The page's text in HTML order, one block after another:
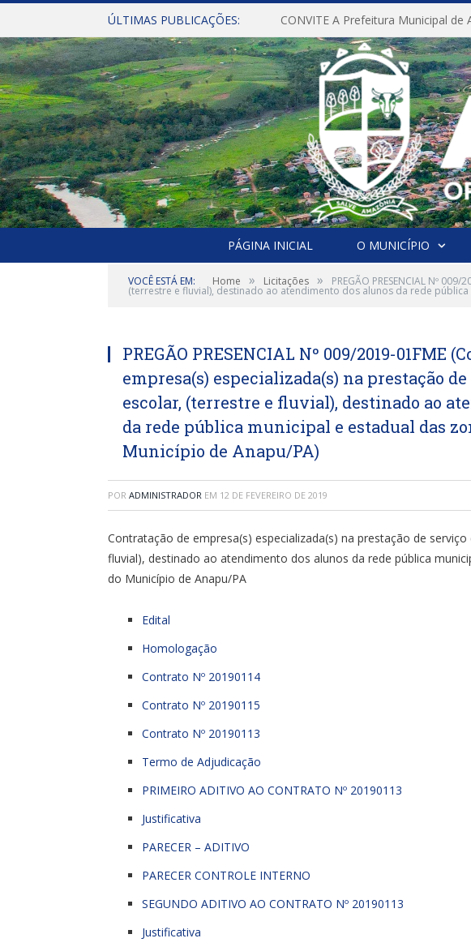
ÚLTIMAS PUBLICAÇÕES:
PÁGINA INICIAL O MUNICÍPIO
VOCÊ ESTÁ EM: Home » Licitações » PREGÃO PRESENCIAL Nº
(terrestre e fluvial), destinado ao atendimento dos alunos da rede
PREGÃO PRESENCIAL Nº 009/2019-01FME
empresa(s) especializada(s) na prestação
escolar, (terrestre e fluvial), destinado ao
da rede pública municipal e estadual das
Município de Anapu/PA)
POR ADMINISTRADOR EM 12 DE FEVEREIRO DE 2019
Contratação de empresa(s) especializada(s) na prestação de
fluvial), destinado ao atendimento dos alunos da rede pública
do Município de Anapu/PA
Edital
Homologação
Contrato Nº 20190114
Contrato Nº 20190115
Contrato Nº 20190113
Termo de Adjudicação
PRIMEIRO ADITIVO AO CONTRATO Nº 20190113
Justificativa
PARECER – ADITIVO
PARECER CONTROLE INTERNO
SEGUNDO ADITIVO AO CONTRATO Nº 20190113
Justificativa